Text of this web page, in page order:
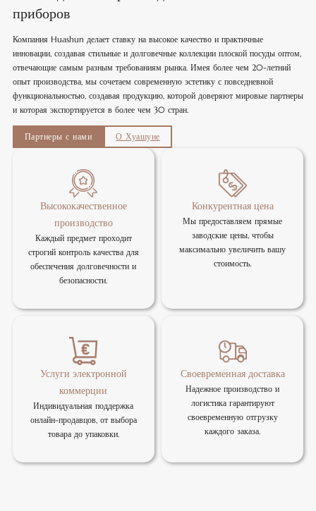
приборов
Компания Huashun делает ставку на высокое качество и практичные
инновации, создавая стильные и долговечные коллекции плоской посуды оптом,
отвечающие самым разным требованиям рынка. Имея более чем 20-летний
опыт производства, мы сочетаем современную эстетику с повседневной
функциональностью, создавая продукцию, которой доверяют мировые партнеры
и которая экспортируется в более чем 30 стран.
Партнеры с нами О Хуашуне
Высококачественное
производство
Каждый предмет проходит
строгий контроль качества для
обеспечения долговечности и
безопасности.
Конкурентная цена
Мы предоставляем прямые
заводские цены, чтобы
максимально увеличить вашу
стоимость.
Услуги электронной
коммерции
Индивидуальная поддержка
онлайн-продавцов, от выбора
товара до упаковки.
Своевременная доставка
Надежное производство и
логистика гарантируют
своевременную отгрузку
каждого заказа.